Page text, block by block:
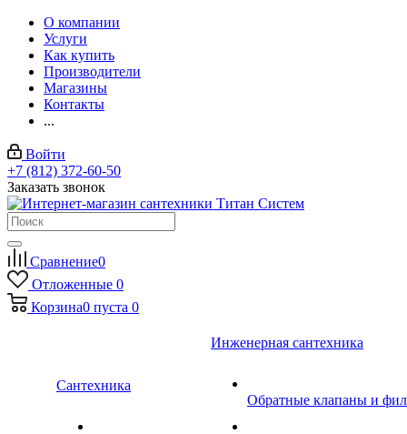
О компании
Услуги
Как купить
Производители
Магазины
Контакты
...
Войти
+7 (812) 372-60-50
Заказать звонок
Сравнение0
Отложенные 0
Корзина0 пуста 0
Сантехника
Инженерная сантехника
Обратные клапаны и